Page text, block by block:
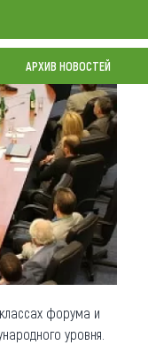
АРХИВ НОВОСТЕЙ
форума и
уровня.